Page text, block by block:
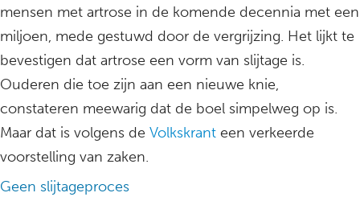
mensen met artrose in de komende decennia met een
miljoen, mede gestuwd door de vergrijzing. Het lijkt te
bevestigen dat artrose een vorm van slijtage is.
Ouderen die toe zijn aan een nieuwe knie,
constateren meewarig dat de boel simpelweg op is.
Maar dat is volgens de Volkskrant een verkeerde
voorstelling van zaken.
Geen slijtageproces